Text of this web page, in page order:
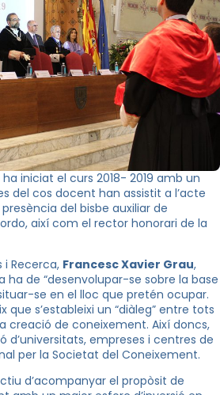
iniciat el curs 2018- 2019 amb un
del cos docent han assistit a l’acte
del bisbe auxiliar de
així com el rector honorari de la
i Recerca, Francesc Xavier Grau,
ha de “desenvolupar-se sobre la base
se en el lloc que pretén ocupar.
que s’estableixi un “diàleg” entre tots
creació de coneixement. Així doncs,
d’universitats, empreses i centres de
per la Societat del Coneixement.
d’acompanyar el propòsit de